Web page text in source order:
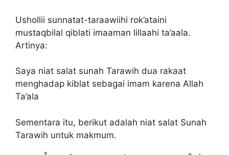
Ushollii sunnatat-taraawiihi rok’ataini
mustaqbilal qiblati imaaman lillaahi ta’aala.
Artinya:
Saya niat salat sunah Tarawih dua rakaat
menghadap kiblat sebagai imam karena Allah
Ta’ala
Sementara itu, berikut adalah niat salat Sunah
Tarawih untuk makmum.